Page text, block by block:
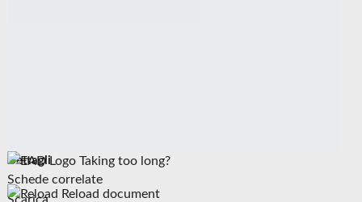
Taking too long?
Reload document
Dettagli
Schede correlate